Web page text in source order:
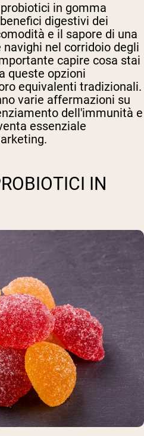
in gomma
digestivi dei
e il sapore di una
nel corridoio degli
capire cosa stai
queste opzioni
equivalenti tradizionali.
varie affermazioni su
dell'immunità e
essenziale
IN